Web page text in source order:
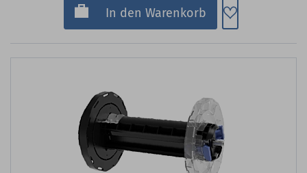
In den Warenkorb Zum